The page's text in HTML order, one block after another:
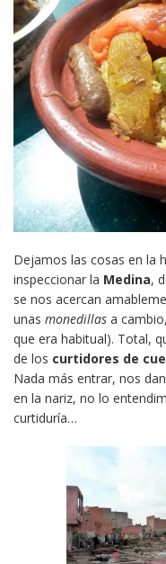
Dejamos las cosas en la
inspeccionar la Medina,
se nos acercan
unas monedillas a
que era habitual). Total,
de los curtidores de
Nada más entrar, nos
en la nariz, no lo
curtiduría…